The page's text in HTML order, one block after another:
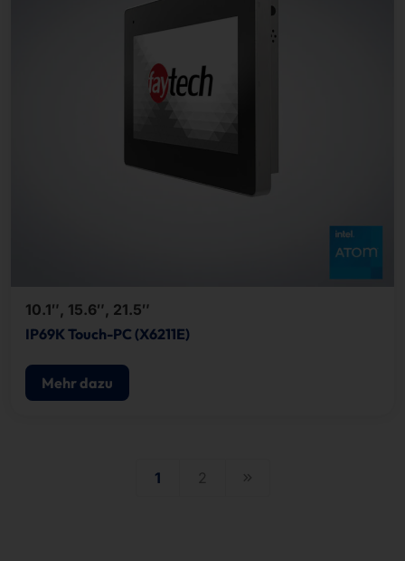
10.1″, 15.6″, 21.5″
IP69K Touch-PC (X6211E)
Mehr dazu
1 2